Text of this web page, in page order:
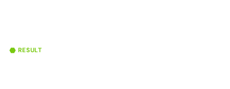
RESULT